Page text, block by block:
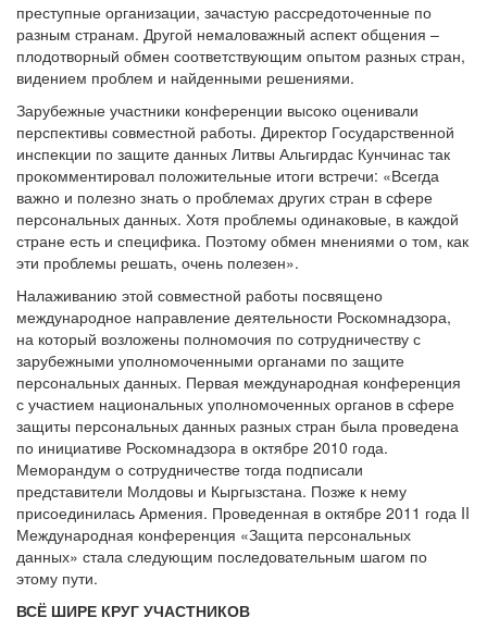
преступные организации, зачастую рассредоточенные по
разным странам. Другой немаловажный аспект общения –
плодотворный обмен соответствующим опытом разных стран,
видением проблем и найденными решениями.
Зарубежные участники конференции высоко оценивали
перспективы совместной работы. Директор Государственной
инспекции по защите данных Литвы Альгирдас Кунчинас так
прокомментировал положительные итоги встречи: «Всегда
важно и полезно знать о проблемах других стран в сфере
персональных данных. Хотя проблемы одинаковые, в каждой
стране есть и специфика. Поэтому обмен мнениями о том, как
эти проблемы решать, очень полезен».
Налаживанию этой совместной работы посвящено
международное направление деятельности Роскомнадзора,
на который возложены полномочия по сотрудничеству с
зарубежными уполномоченными органами по защите
персональных данных. Первая международная конференция
с участием национальных уполномоченных органов в сфере
защиты персональных данных разных стран была проведена
по инициативе Роскомнадзора в октябре 2010 года.
Меморандум о сотрудничестве тогда подписали
представители Молдовы и Кыргызстана. Позже к нему
присоединилась Армения. Проведенная в октябре 2011 года II
Международная конференция «Защита персональных
данных» стала следующим последовательным шагом по
этому пути.
ВСЁ ШИРЕ КРУГ УЧАСТНИКОВ